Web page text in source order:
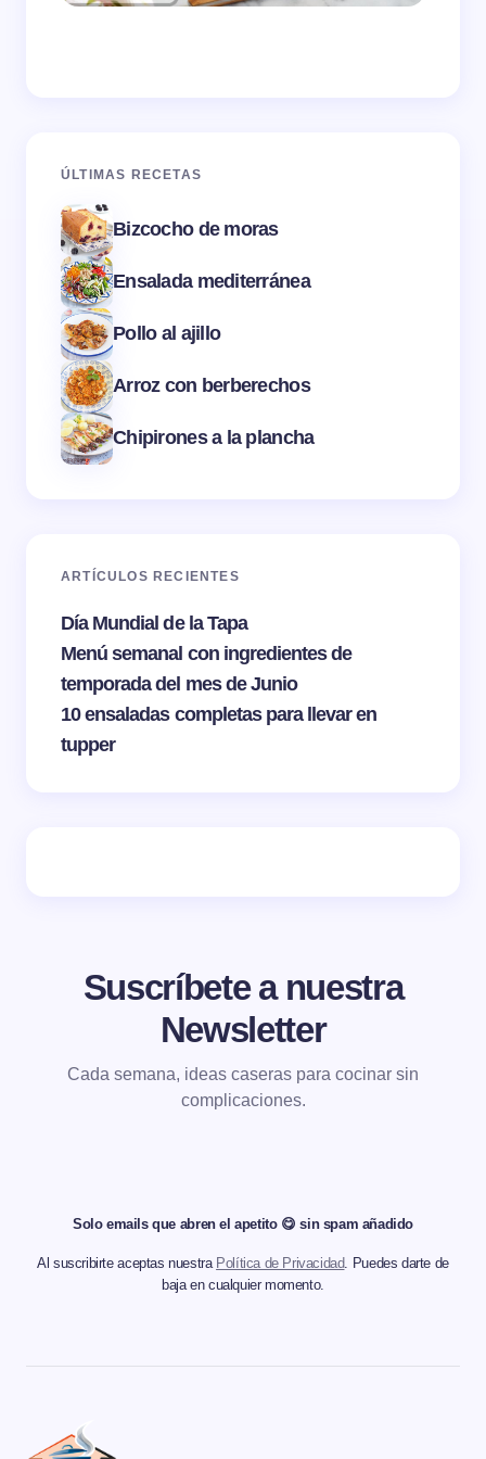
ÚLTIMAS RECETAS
Bizcocho de moras
Ensalada mediterránea
Pollo al ajillo
Arroz con berberechos
Chipirones a la plancha
ARTÍCULOS RECIENTES
Día Mundial de la Tapa
Menú semanal con ingredientes de
temporada del mes de Junio
10 ensaladas completas para llevar en
tupper
Suscríbete a nuestra
Newsletter
Cada semana, ideas caseras para cocinar sin
complicaciones.
Solo emails que abren el apetito 😋 sin spam añadido
Al suscribirte aceptas nuestra Política de Privacidad. Puedes darte de
baja en cualquier momento.